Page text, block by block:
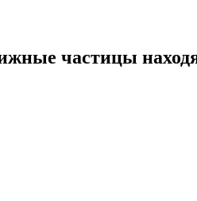
частицы